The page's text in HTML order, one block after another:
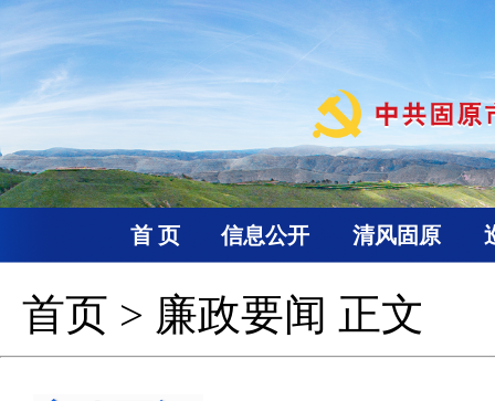
首 页 信息公开 清风固原
首页 > 廉政要闻 正文